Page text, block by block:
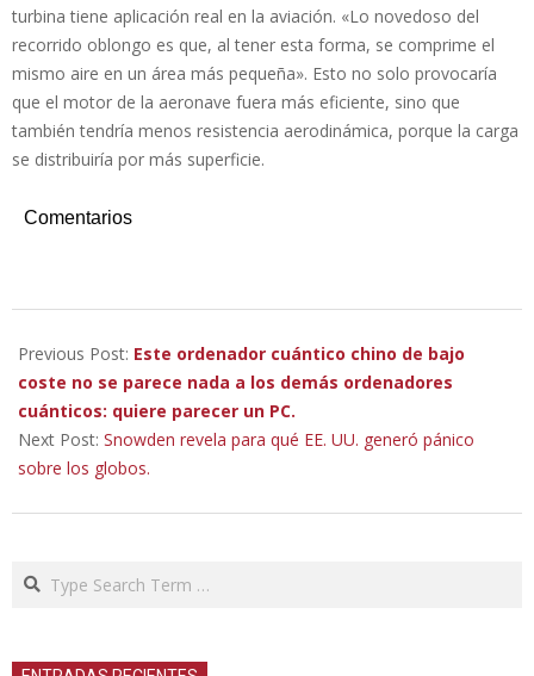
turbina tiene aplicación real en la aviación. «Lo novedoso del
recorrido oblongo es que, al tener esta forma, se comprime el
mismo aire en un área más pequeña». Esto no solo provocaría
que el motor de la aeronave fuera más eficiente, sino que
también tendría menos resistencia aerodinámica, porque la carga
se distribuiría por más superficie.
Comentarios
02-
14
Previous Post: Este ordenador cuántico chino de bajo
coste no se parece nada a los demás ordenadores
cuánticos: quiere parecer un PC.
Next Post: Snowden revela para qué EE. UU. generó pánico
sobre los globos.
Search